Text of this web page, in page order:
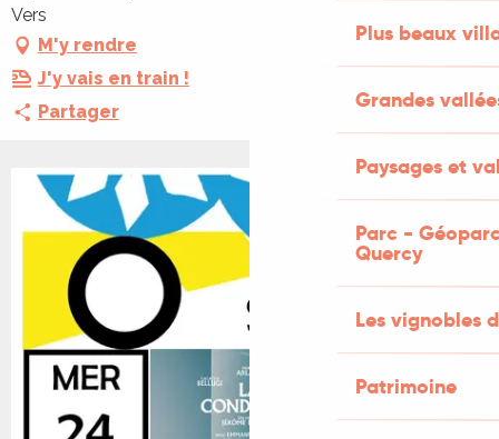
Plus beaux
Grandes
Paysages et
Parc -
Quercy
Les vignobles
Patrimoine
Vers
M'y rendre
J'y vais en train !
Partager